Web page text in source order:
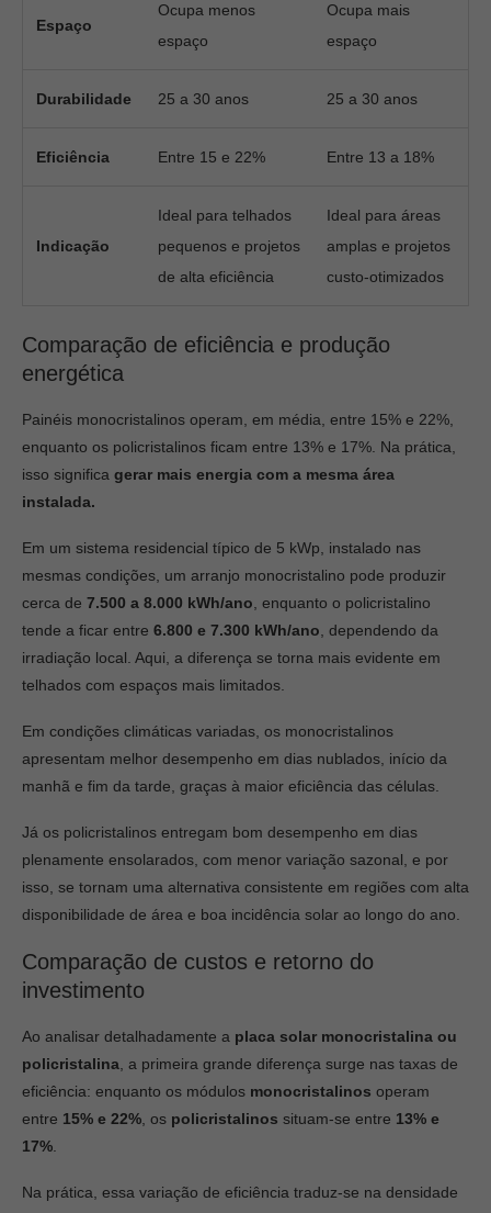
Espaço
Ocupa menos
espaço
Ocupa mais
espaço
Durabilidade 25 a 30 anos 25 a 30 anos
Eficiência Entre 15 e 22% Entre 13 a 18%
Indicação
Ideal para telhados
pequenos e projetos
de alta eficiência
Ideal para áreas
amplas e projetos
custo-otimizados
Comparação de eficiência e produção
energética
Painéis monocristalinos operam, em média, entre 15% e 22%,
enquanto os policristalinos ficam entre 13% e 17%. Na prática,
isso significa gerar mais energia com a mesma área
instalada.
Em um sistema residencial típico de 5 kWp, instalado nas
mesmas condições, um arranjo monocristalino pode produzir
cerca de 7.500 a 8.000 kWh/ano , enquanto o policristalino
tende a ficar entre 6.800 e 7.300 kWh/ano , dependendo da
irradiação local. Aqui, a diferença se torna mais evidente em
telhados com espaços mais limitados.
Em condições climáticas variadas, os monocristalinos
apresentam melhor desempenho em dias nublados, início da
manhã e fim da tarde, graças à maior eficiência das células.
Já os policristalinos entregam bom desempenho em dias
plenamente ensolarados, com menor variação sazonal, e por
isso, se tornam uma alternativa consistente em regiões com alta
disponibilidade de área e boa incidência solar ao longo do ano.
Comparação de custos e retorno do
investimento
Ao analisar detalhadamente a placa solar monocristalina ou
policristalina , a primeira grande diferença surge nas taxas de
eficiência: enquanto os módulos monocristalinos operam
entre 15% e 22% , os policristalinos situam-se entre 13% e
17%
Na prática, essa variação de eficiência traduz-se na densidade